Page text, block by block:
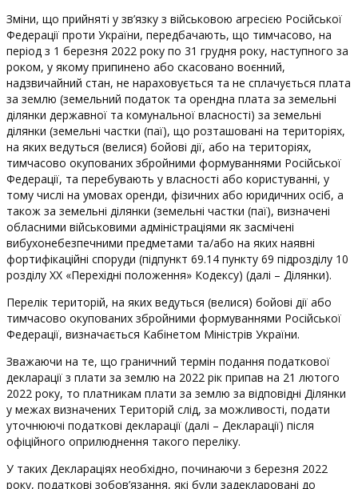
Зміни, що прийняті у зв’язку з військовою агресією Російської
Федерації проти України, передбачають, що тимчасово, на
період з 1 березня 2022 року по 31 грудня року, наступного за
роком, у якому припинено або скасовано воєнний,
надзвичайний стан, не нараховується та не сплачується плата
за землю (земельний податок та орендна плата за земельні
ділянки державної та комунальної власності) за земельні
ділянки (земельні частки (паї), що розташовані на територіях,
на яких ведуться (велися) бойові дії, або на територіях,
тимчасово окупованих збройними формуваннями Російської
Федерації, та перебувають у власності або користуванні, у
тому числі на умовах оренди, фізичних або юридичних осіб, а
також за земельні ділянки (земельні частки (паї), визначені
обласними військовими адміністраціями як засмічені
вибухонебезпечними предметами та/або на яких наявні
фортифікаційні споруди (підпункт 69.14 пункту 69 підрозділу 10
розділу ХХ «Перехідні положення» Кодексу) (далі – Ділянки).
Перелік територій, на яких ведуться (велися) бойові дії або
тимчасово окупованих збройними формуваннями Російської
Федерації, визначається Кабінетом Міністрів України.
Зважаючи на те, що граничний термін подання податкової
декларації з плати за землю на 2022 рік припав на 21 лютого
2022 року, то платникам плати за землю за відповідні Ділянки
у межах визначених Територій слід, за можливості, подати
уточнюючі податкові декларації (далі – Декларації) після
офіційного оприлюднення такого переліку.
У таких Деклараціях необхідно, починаючи з березня 2022
року, податкові зобов’язання, які були задекларовані до